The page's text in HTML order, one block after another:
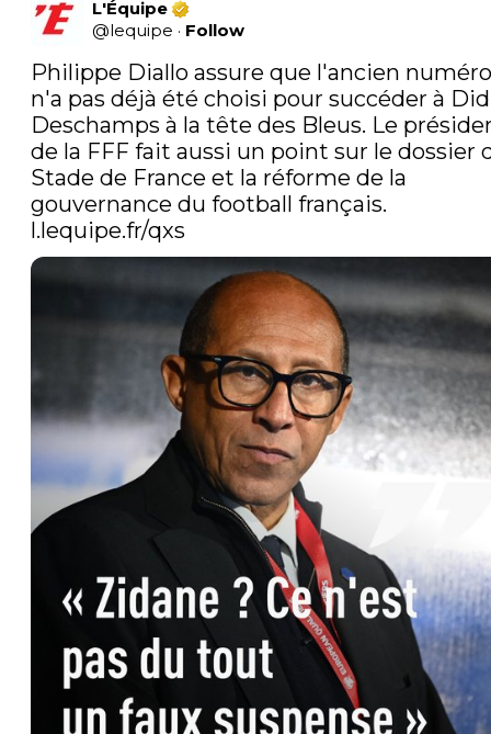
L'Équipe
@lequipe · Follow
Philippe Diallo assure que l'ancien
n'a pas déjà été choisi pour succéder à
Deschamps à la tête des Bleus. Le
de la FFF fait aussi un point sur le dossier
Stade de France et la réforme de la
l.lequipe.fr/qxs